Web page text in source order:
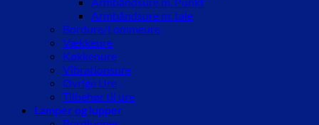
Armbåndsure m. tale
Bordure/Lommeure
Vækkeure
Køkkenure
Vibrationsure
Øvrige Ure
Tilbehør til ure
Lamper og lupper